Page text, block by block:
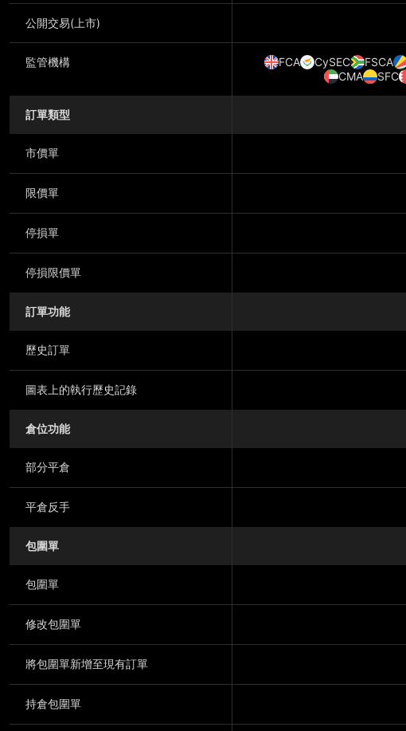
公開交易(上市)
監管機構 FCA CySEC FSCA
CMA
SFC
訂單類型
市價單
限價單
停損單
停損限價單
訂單功能
歷史訂單
圖表上的執行歷史記錄
倉位功能
部分平倉
平倉反手
包圍單
包圍單
修改包圍單
將包圍單新增至現有訂單
持倉包圍單